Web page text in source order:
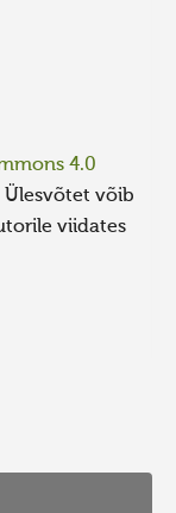
4.0
Ülesvõtet võib
viidates